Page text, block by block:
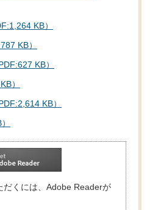
KB）
KB）
KB）
）
KB）
だくには、Adobe Readerが